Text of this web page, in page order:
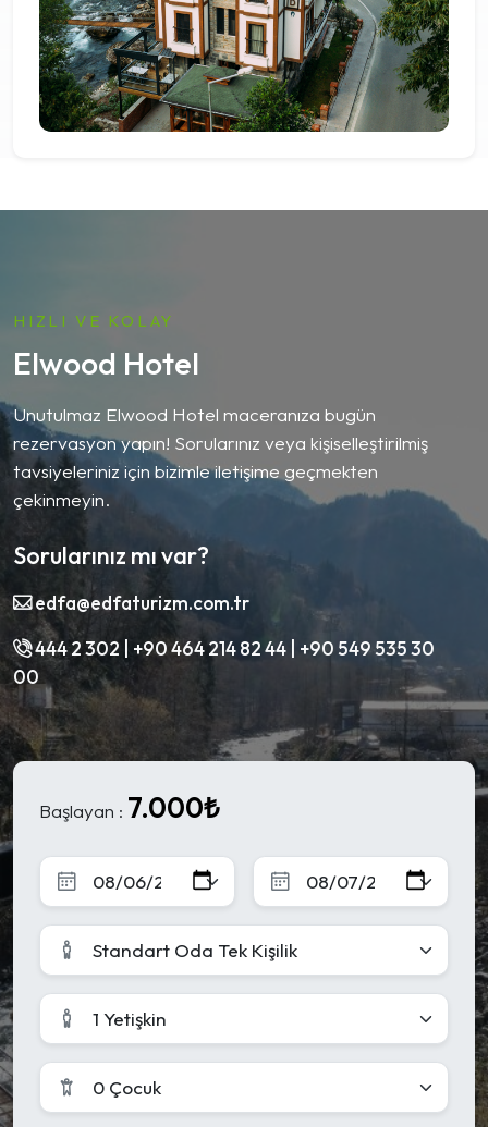
HIZLI VE KOLAY
Elwood Hotel
Unutulmaz Elwood Hotel maceranıza bugün
rezervasyon yapın! Sorularınız veya kişiselleştirilmiş
tavsiyeleriniz için bizimle iletişime geçmekten
çekinmeyin.
Sorularınız mı var?
edfa@edfaturizm.com.tr
444 2 302 | +90 464 214 82 44 | +90 549 535 30
00
Başlayan : 7.000₺
Standart Oda Tek Kişilik
1 Yetişkin
0 Çocuk